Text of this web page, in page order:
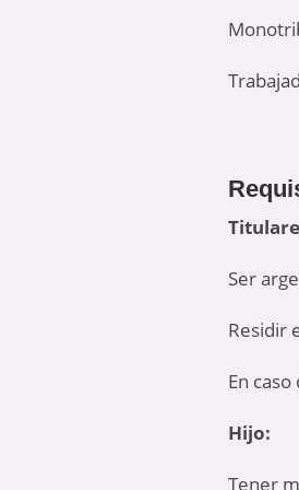
Ser
Residir
En
Hijo:
Tener